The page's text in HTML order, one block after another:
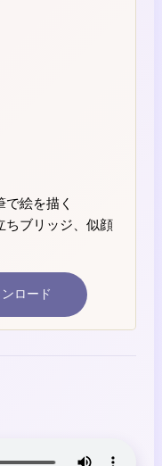
で絵を描く
ブリッジ、似顔
ロード